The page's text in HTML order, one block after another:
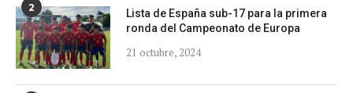
2
Lista de España sub-17 para la primera
ronda del Campeonato de Europa
21 octubre, 2024